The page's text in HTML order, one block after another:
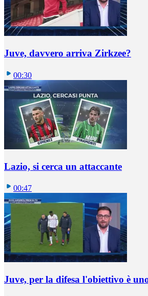
Juve, davvero arriva Zirkzee?
00:30
Lazio, si cerca un attaccante
00:47
Juve, per la difesa l'obiettivo è